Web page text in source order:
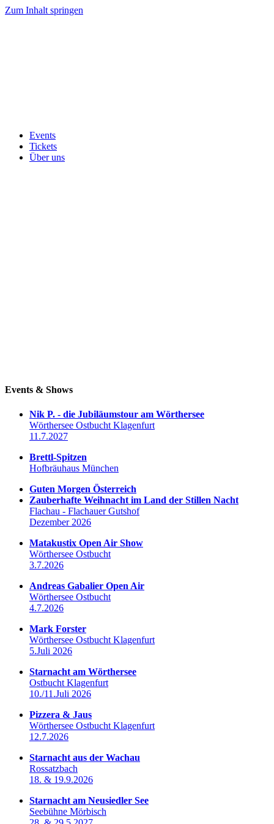
Zum Inhalt springen
Events
Tickets
Über uns
Events & Shows
Nik P. - die Jubiläumstour am Wörthersee
Wörthersee Ostbucht Klagenfurt
11.7.2027
Brettl-Spitzen
Hofbräuhaus München
Guten Morgen Österreich
Zauberhafte Weihnacht im Land der Stillen Nacht
Flachau - Flachauer Gutshof
Dezember 2026
Matakustix Open Air Show
Wörthersee Ostbucht
3.7.2026
Andreas Gabalier Open Air
Wörthersee Ostbucht
4.7.2026
Mark Forster
Wörthersee Ostbucht Klagenfurt
5.Juli 2026
Starnacht am Wörthersee
Ostbucht Klagenfurt
10./11.Juli 2026
Pizzera & Jaus
Wörthersee Ostbucht Klagenfurt
12.7.2026
Starnacht aus der Wachau
Rossatzbach
18. & 19.9.2026
Starnacht am Neusiedler See
Seebühne Mörbisch